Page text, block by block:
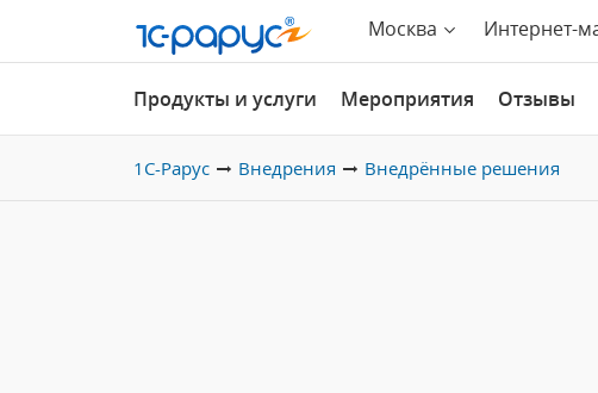
Москва Интернет-
Продукты и услуги Мероприятия Отзывы
1С-Рарус Внедрения Внедрённые решения